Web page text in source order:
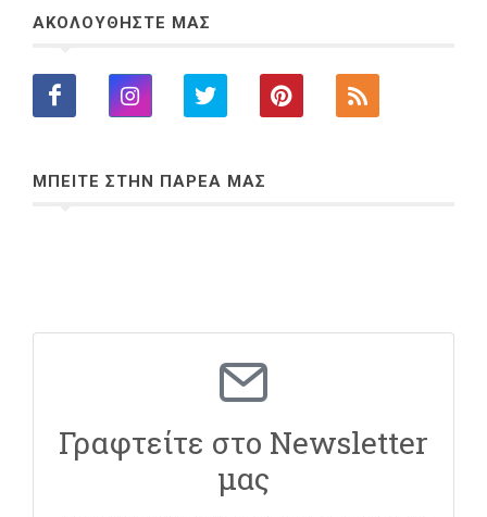
ΑΚΟΛΟΥΘΗΣΤΕ ΜΑΣ
ΜΠΕΙΤΕ ΣΤΗΝ ΠΑΡΕΑ ΜΑΣ
Γραφτείτε στο Newsletter
μας